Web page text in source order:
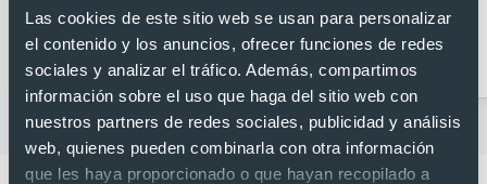
Las cookies de este sitio web se usan para personalizar
el contenido y los anuncios, ofrecer funciones de redes
sociales y analizar el tráfico. Además, compartimos
información sobre el uso que haga del sitio web con
nuestros partners de redes sociales, publicidad y análisis
web, quienes pueden combinarla con otra información
que les haya proporcionado o que hayan recopilado a
Abridores
personalizados
Artículos para la cocina